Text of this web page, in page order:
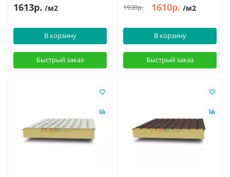
1613р. /м2
В корзину
Быстрый заказ
1939р. 1610р. /м2
В корзину
Быстрый заказ